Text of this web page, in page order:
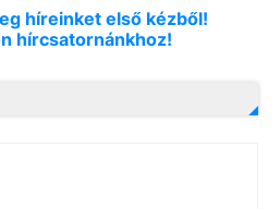
híreinket első kézből!
hírcsatornánkhoz!